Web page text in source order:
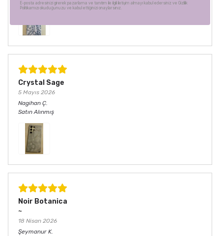
Crystal Sage
5 Mayıs 2026
Nagihan Ç.
Satın Alınmış
Noir Botanica
~
18 Nisan 2026
Şeymanur K.
E-posta adresinizi girerek pazarlama ve tanıtım ile ilgili iletişim almayı kabul edersiniz ve Gizlilik
Politikamızı okuduğunuzu ve kabul ettiğinizi onaylarsınız.